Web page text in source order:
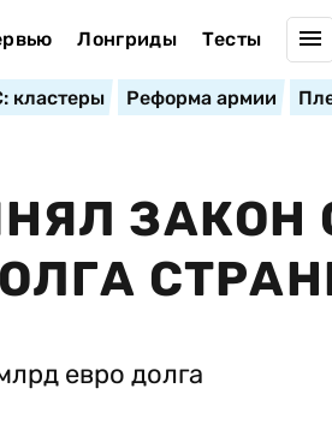
Лонгриды Тесты
кластеры Реформа армии
ЗАКОН